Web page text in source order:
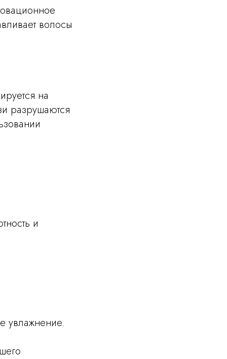
волосы
на
разрушаются
и
увлажнение.